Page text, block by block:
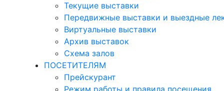
Текущие выставки
Передвижные выставки и выездные
Виртуальные выставки
Архив выставок
Схема залов
ПОСЕТИТЕЛЯМ
Прейскурант
Режим работы и правила посещения